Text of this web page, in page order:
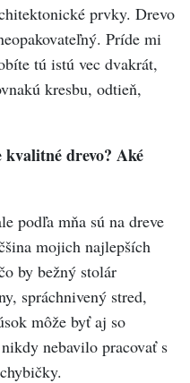
prvky. Drevo
Príde mi
tú istú vec dvakrát,
kresbu, odtieň,
kvalitné drevo? Aké
podľa mňa sú na dreve
mojich najlepších
by bežný stolár
spráchnivený stred,
môže byť aj so
nebavilo pracovať s